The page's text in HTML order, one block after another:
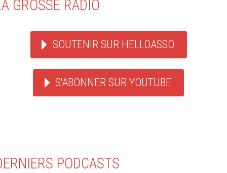
GROSSE RADIO
SOUTENIR SUR HELLOASSO
S'ABONNER SUR YOUTUBE
PODCASTS